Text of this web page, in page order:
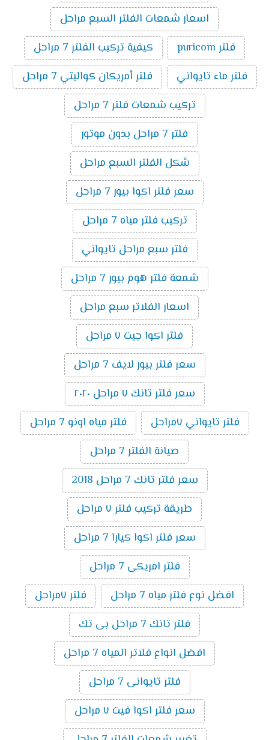
اسعار شمعات الفلتر السبع مراحل
فلتر puricom
كيفية تركيب الفلتر 7 مراحل
فلتر ماء تايواني
فلتر أمريكان كواليتي 7 مراحل
تركيب شمعات فلتر 7 مراحل
فلتر 7 مراحل بدون موتور
شكل الفلتر السبع مراحل
سعر فلتر اكوا بيور 7 مراحل
تركيب فلتر مياه 7 مراحل
فلتر سبع مراحل تايواني
شمعة فلتر هوم بيور 7 مراحل
اسعار الفلاتر سبع مراحل
فلتر اكوا جيت ٧ مراحل
سعر فلتر بيور لايف 7 مراحل
سعر فلتر تانك ٧ مراحل ٢٠٢٠
فلتر تايواني ٧مراحل
فلتر مياه اونو 7 مراحل
صيانة الفلتر 7 مراحل
سعر فلتر تانك 7 مراحل 2018
طريقة تركيب فلتر ٧ مراحل
سعر فلتر اكوا كيارا 7 مراحل
فلتر امريكى 7 مراحل
افضل نوع فلتر مياه 7 مراحل
فلتر ٧مراحل
فلتر تانك 7 مراحل بى تك
افضل انواع فلاتر المياه 7 مراحل
فلتر تايوانى 7 مراحل
سعر فلتر اكوا فيت ٧ مراحل